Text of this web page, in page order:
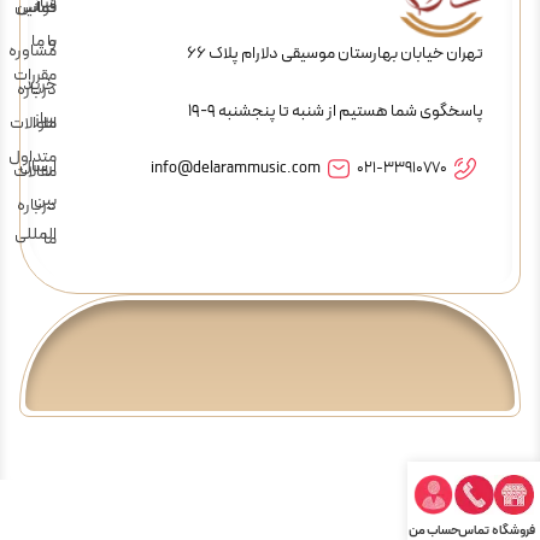
تهران خیابان بهارستان موسیقی دلارام پلاک 66
پاسخگوی شما هستیم از شنبه تا پنجشنبه 9-19
021-33910770
info@delarammusic.com
مشاوره
خرید
ساز
ارسال
بین
المللی
قوانین
و
مقررات
سوالات
متداول
درباره
ما
تماس
با ما
درباره
ما
مقالات
فروشگاهتماسحساب من